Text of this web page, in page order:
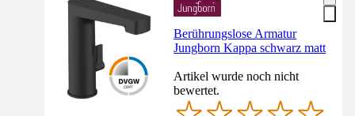
Berührungslose Armatur
Jungborn Kappa schwarz matt
Artikel wurde noch nicht
bewertet.